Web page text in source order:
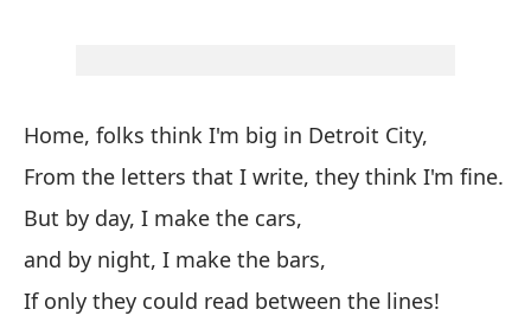
Home, folks think I'm big in Detroit City,
From the letters that I write, they think I'm fine.
But by day, I make the cars,
and by night, I make the bars,
If only they could read between the lines!